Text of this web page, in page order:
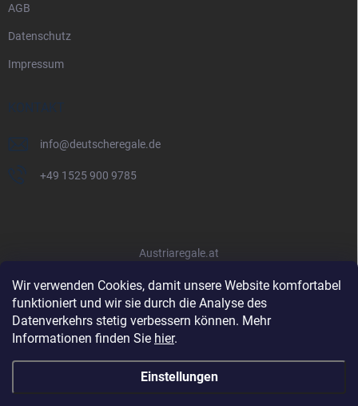
Wir verwenden Cookies, damit unsere Website komfortabel
funktioniert und wir sie durch die Analyse des
Datenverkehrs stetig verbessern können. Mehr
Informationen finden Sie hier.
Einstellungen
AGB
Datenschutz
Impressum
KONTAKT
info@deutscheregale.de
+49 1525 900 9785
Austriaregale.at